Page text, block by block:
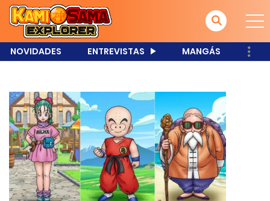
NOVIDADES ENTREVISTAS MANGÁS